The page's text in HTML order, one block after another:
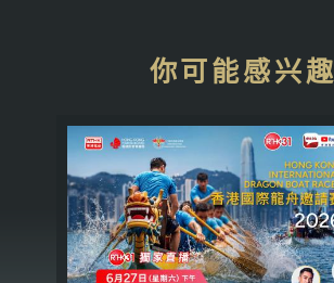
你可能感兴趣